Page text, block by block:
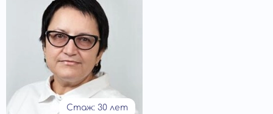
Стаж: 30 лет